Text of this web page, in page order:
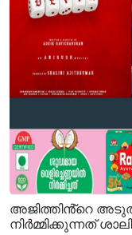
അജിത്തിൻ്റെ
നിർമ്മിക്കുന്നത്